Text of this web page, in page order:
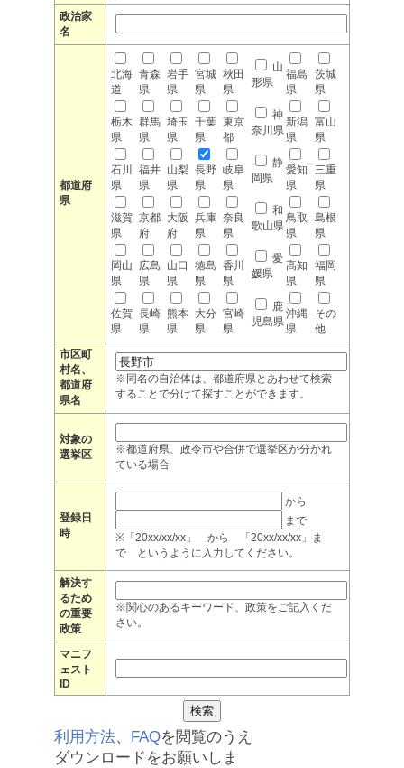
政治家
名
都道府
県
北海
道
青森
県
岩手
県
宮城
県
秋田
県
山
形県
福島
県
茨城
県
栃木
県
群馬
県
埼玉
県
千葉
県
東京
都
神
奈川県
新潟
県
富山
県
石川
県
福井
県
山梨
県
長野
県
岐阜
県
静
岡県
愛知
県
三重
県
滋賀
県
京都
府
大阪
府
兵庫
県
奈良
県
和
歌山県
鳥取
県
島根
県
岡山
県
広島
県
山口
県
徳島
県
香川
県
愛
媛県
高知
県
福岡
県
佐賀
県
長崎
県
熊本
県
大分
県
宮崎
県
鹿
児島県
沖縄
県
その
他
市区町
村名、
都道府
県名
※同名の自治体は、都道府県とあわせて検索
することで分けて探すことができます。
対象の
選挙区
※都道府県、政令市や合併で選挙区が分かれ
ている場合
登録日
時
から
まで
※「20xx/xx/xx」 から 「20xx/xx/xx」ま
で というように入力してください。
解決す
るため
の重要
政策
※関心のあるキーワード、政策をご記入くだ
さい。
マニフ
ェスト
ID
利用方法、 FAQを閲覧のうえ
ダウンロードをお願いしま